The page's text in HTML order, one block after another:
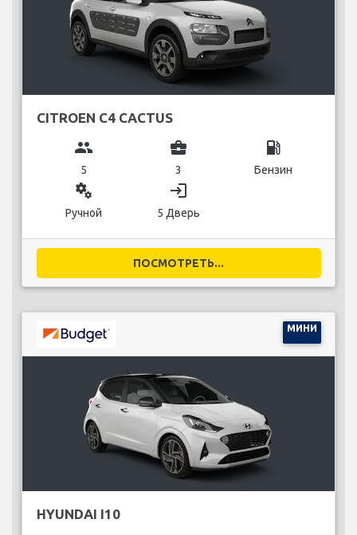
CITROEN C4 CACTUS
group
5
business_center
3
local_gas_station
Бензин
miscellaneous_services
Ручной
login
5 Дверь
ПОСМОТРЕТЬ...
МИНИ
HYUNDAI I10